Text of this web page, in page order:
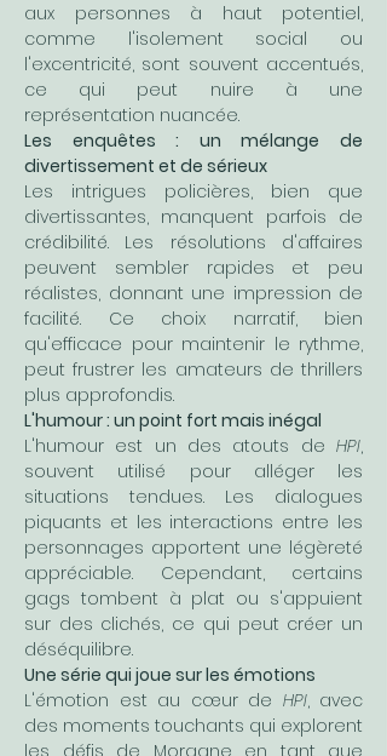
aux personnes à haut potentiel,
comme l'isolement social ou
l'excentricité, sont souvent accentués,
ce qui peut nuire à une
représentation nuancée.
Les enquêtes : un mélange de
divertissement et de sérieux
Les intrigues policières, bien que
divertissantes, manquent parfois de
crédibilité. Les résolutions d'affaires
peuvent sembler rapides et peu
réalistes, donnant une impression de
facilité. Ce choix narratif, bien
qu'efficace pour maintenir le rythme,
peut frustrer les amateurs de thrillers
plus approfondis.
L'humour : un point fort mais inégal
L'humour est un des atouts de HPI,
souvent utilisé pour alléger les
situations tendues. Les dialogues
piquants et les interactions entre les
personnages apportent une légèreté
appréciable. Cependant, certains
gags tombent à plat ou s'appuient
sur des clichés, ce qui peut créer un
déséquilibre.
Une série qui joue sur les émotions
L'émotion est au cœur de HPI, avec
des moments touchants qui explorent
les défis de Morgane en tant que